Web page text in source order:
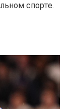
спорте.